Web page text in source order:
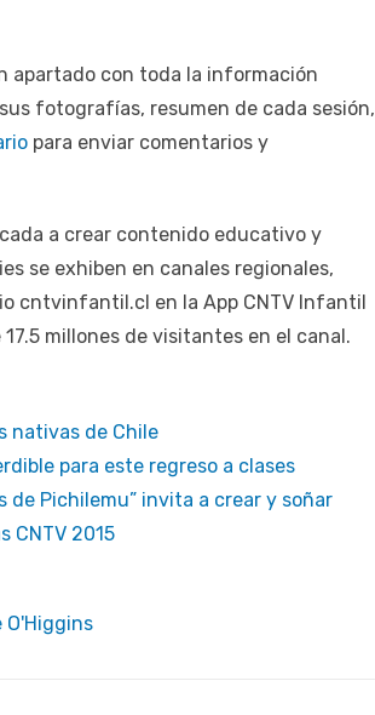
apartado con toda la información
fotografías, resumen de cada sesión,
para enviar comentarios y
a crear contenido educativo y
se exhiben en canales regionales,
cntvinfantil.cl en la App CNTV Infantil
millones de visitantes en el canal.
nativas de Chile
para este regreso a clases
Pichilemu” invita a crear y soñar
CNTV 2015
O'Higgins